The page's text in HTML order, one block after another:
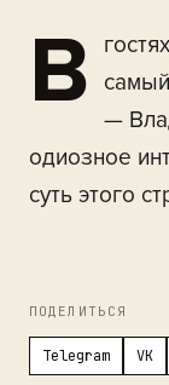
В
—
одиозное
суть этого
ПОДЕЛИТЬСЯ
Telegram VK